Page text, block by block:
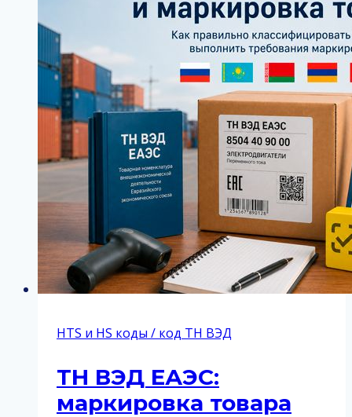
HTS и HS коды / код ТН ВЭД
ТН ВЭД ЕАЭС:
маркировка товара